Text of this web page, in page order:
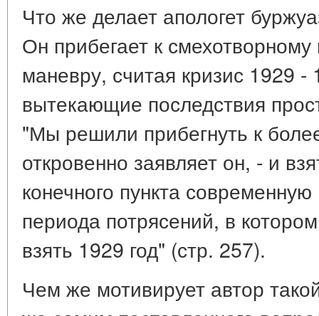
Что же делает апологет
Он прибегает к
маневру, считая кризис 1929 -
вытекающие последствия
"Мы решили прибегнуть к
откровенно заявляет он, - и
конечного пункта
периода потрясений, в
взять 1929 год" (стр. 257).
Чем же мотивирует автор